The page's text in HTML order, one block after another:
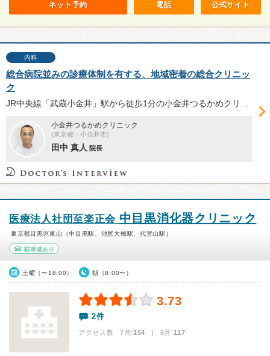
ネット予約 電話 公式サイト
内科
総合病院並みの診療体制を有する、地域密着の総合クリニッ
ク
小金井つるかめクリニック
(東京都・小金井市)
田中 真人 院長
医療法人社団至楽正会 中目黒消化器クリニック
東京都目黒区東山（中目黒駅、池尻大橋駅、代官山駅）
駐車場あり
土曜（〜18:00） 朝（8:00〜）
3.73
2件
アクセス数 7月:154 | 6月:117